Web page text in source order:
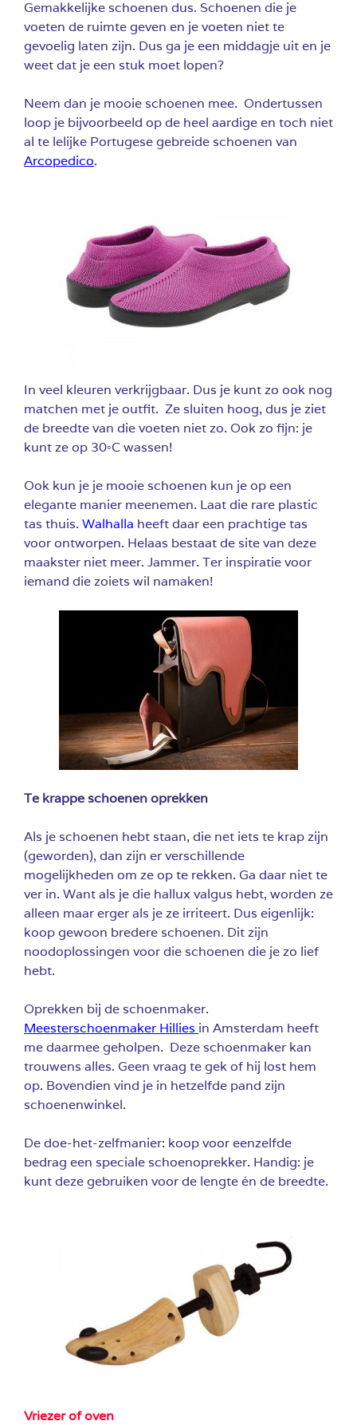
Gemakkelijke schoenen dus. Schoenen die je
voeten de ruimte geven en je voeten niet te
gevoelig laten zijn. Dus ga je een middagje uit en je
weet dat je een stuk moet lopen?
Neem dan je mooie schoenen mee. Ondertussen
loop je bijvoorbeeld op de heel aardige en toch niet
al te lelijke Portugese gebreide schoenen van
Arcopedico.
In veel kleuren verkrijgbaar. Dus je kunt zo ook nog
matchen met je outfit. Ze sluiten hoog, dus je ziet
de breedte van die voeten niet zo. Ook zo fijn: je
kunt ze op 30◦C wassen!
Ook kun je je mooie schoenen kun je op een
elegante manier meenemen. Laat die rare plastic
tas thuis. Walhalla heeft daar een prachtige tas
voor ontworpen. Helaas bestaat de site van deze
maakster niet meer. Jammer. Ter inspiratie voor
iemand die zoiets wil namaken!
Te krappe schoenen oprekken
Als je schoenen hebt staan, die net iets te krap zijn
(geworden), dan zijn er verschillende
mogelijkheden om ze op te rekken. Ga daar niet te
ver in. Want als je die hallux valgus hebt, worden ze
alleen maar erger als je ze irriteert. Dus eigenlijk:
koop gewoon bredere schoenen. Dit zijn
noodoplossingen voor die schoenen die je zo lief
hebt.
Oprekken bij de schoenmaker.
Meesterschoenmaker Hillies in Amsterdam heeft
me daarmee geholpen. Deze schoenmaker kan
trouwens alles. Geen vraag te gek of hij lost hem
op. Bovendien vind je in hetzelfde pand zijn
schoenenwinkel.
De doe-het-zelfmanier: koop voor eenzelfde
bedrag een speciale schoenoprekker. Handig: je
kunt deze gebruiken voor de lengte én de breedte.
Vriezer of oven